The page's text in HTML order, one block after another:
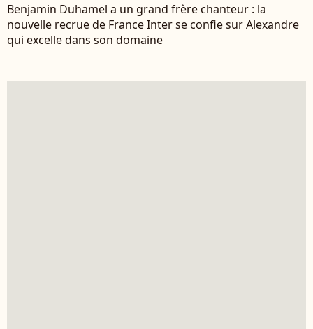
Benjamin Duhamel a un grand frère chanteur : la
nouvelle recrue de France Inter se confie sur Alexandre
qui excelle dans son domaine